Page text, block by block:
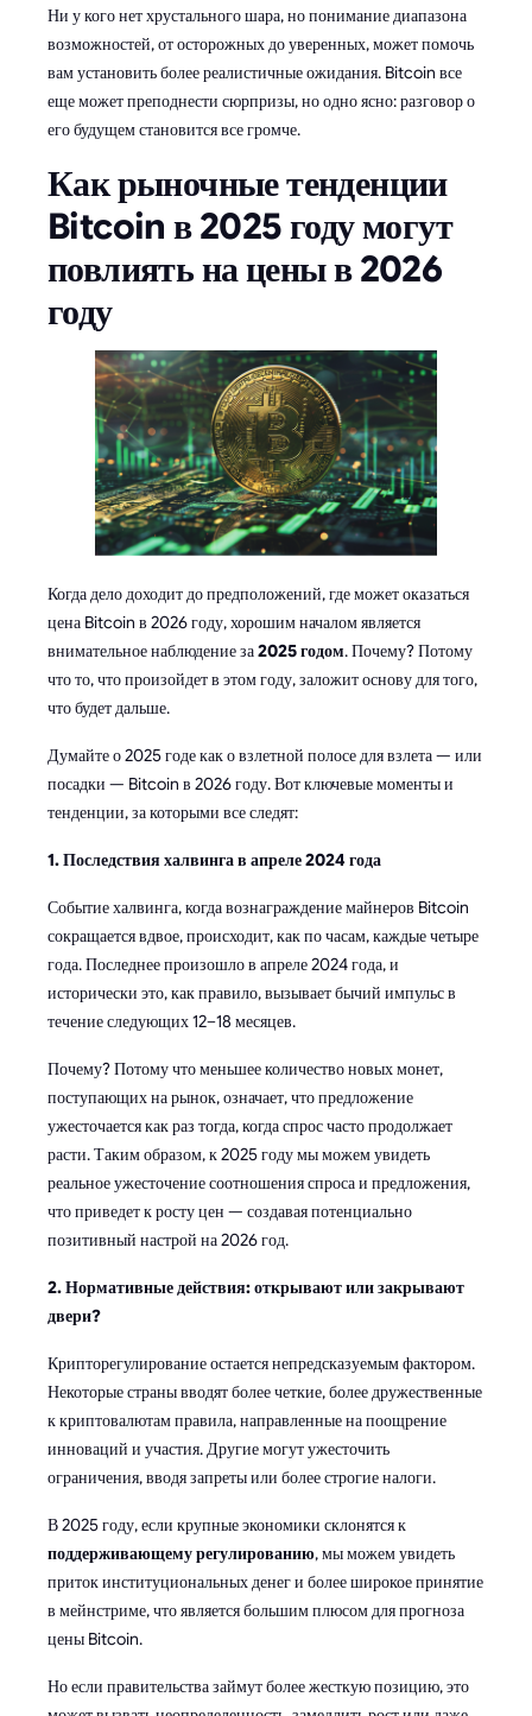
Ни у кого нет хрустального шара, но понимание диапазона
возможностей, от осторожных до уверенных, может помочь
вам установить более реалистичные ожидания. Bitcoin все
еще может преподнести сюрпризы, но одно ясно: разговор о
его будущем становится все громче.
Как рыночные тенденции
Bitcoin в 2025 году могут
повлиять на цены в 2026
году
Когда дело доходит до предположений, где может оказаться
цена Bitcoin в 2026 году, хорошим началом является
внимательное наблюдение за2025 годом. Почему? Потому
что то, что произойдет в этом году, заложит основу для того,
что будет дальше.
Думайте о 2025 годе как о взлетной полосе для взлета — или
посадки — Bitcoin в 2026 году. Вот ключевые моменты и
тенденции, за которыми все следят:
1. Последствия халвинга в апреле 2024 года
Событие халвинга, когда вознаграждение майнеров Bitcoin
сокращается вдвое, происходит, как по часам, каждые четыре
года. Последнее произошло в апреле 2024 года, и
исторически это, как правило, вызывает бычий импульс в
течение следующих 12–18 месяцев.
Почему? Потому что меньшее количество новых монет,
поступающих на рынок, означает, что предложение
ужесточается как раз тогда, когда спрос часто продолжает
расти. Таким образом, к 2025 году мы можем увидеть
реальное ужесточение соотношения спроса и предложения,
что приведет к росту цен — создавая потенциально
позитивный настрой на 2026 год.
2. Нормативные действия: открывают или закрывают
двери?
Крипторегулирование остается непредсказуемым фактором.
Некоторые страны вводят более четкие, более дружественные
к криптовалютам правила, направленные на поощрение
инноваций и участия. Другие могут ужесточить
ограничения, вводя запреты или более строгие налоги.
В 2025 году, если крупные экономики склонятся к
поддерживающему регулированию, мы можем увидеть
приток институциональных денег и более широкое принятие
в мейнстриме, что является большим плюсом для прогноза
цены Bitcoin.
Но если правительства займут более жесткую позицию, это